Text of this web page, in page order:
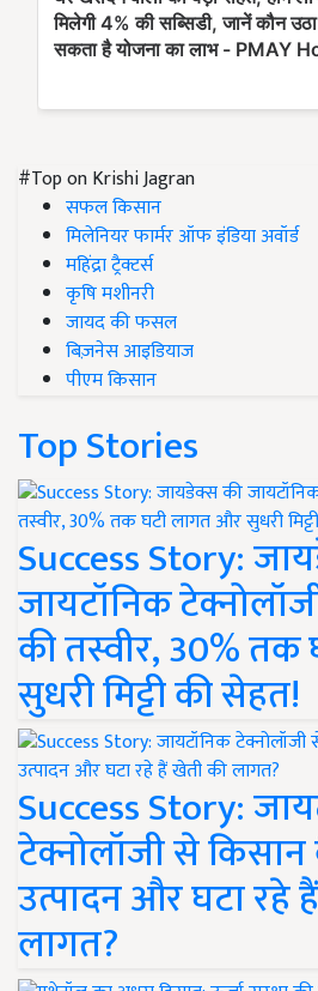
#Top on Krishi Jagran
सफल किसान
मिलेनियर फार्मर ऑफ इंडिया अवॉर्ड
महिंद्रा ट्रैक्टर्स
कृषि मशीनरी
जायद की फसल
बिज़नेस आइडियाज
पीएम किसान
Top Stories
Success Story:
जायटॉनिक
की तस्वीर, 30%
सुधरी मिट्टी की सेहत!
Success Story:
टेक्नोलॉजी से
उत्पादन और घटा रहे
लागत?